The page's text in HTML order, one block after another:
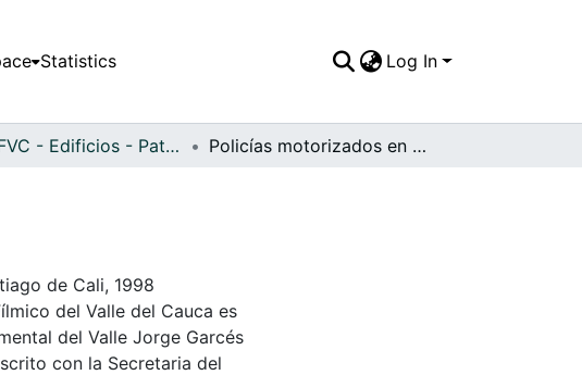
Statistics Log In
APFFVC - Edificios - Patrimonial Policías motorizados en una requisa
de Cali, 1998
del Valle del Cauca es
del Valle Jorge Garcés
con la Secretaria del